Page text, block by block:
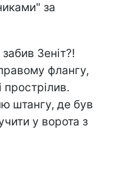
за
Зеніт?!
флангу,
прострілив.
штангу, де був
у ворота з